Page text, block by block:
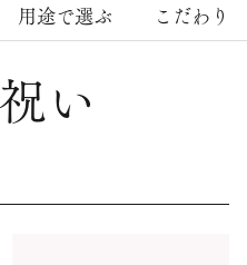
用途で選ぶ こだわり
い